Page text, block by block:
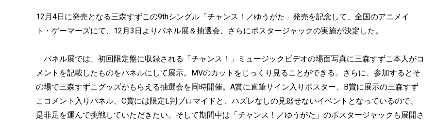
12月4日に発売となる三森すずこの9thシングル「チャンス！／ゆうがた」発売を記念して、全国のアニメイ
ト・ゲーマーズにて、12月3日よりパネル展＆抽選会、さらにポスタージャックの実施が決定した。
パネル展では、初回限定盤に収録される「チャンス！」ミュージックビデオの場面写真に三森すずこ本人がコ
メントを記載したものをパネルにして展示。MVのカットをじっくり見ることができる。さらに、参加するとそ
の場で三森すずこグッズがもらえる抽選会を同時開催。A賞に直筆サイン入りポスター、B賞に展示の三森すず
こコメント入りパネル、C賞には限定L判ブロマイドと、ハズレなしの見逃せないイベントとなっているので、
是非足を運んで挑戦していただきたい。そして期間中は「チャンス！／ゆうがた」のポスタージャックも展開さ